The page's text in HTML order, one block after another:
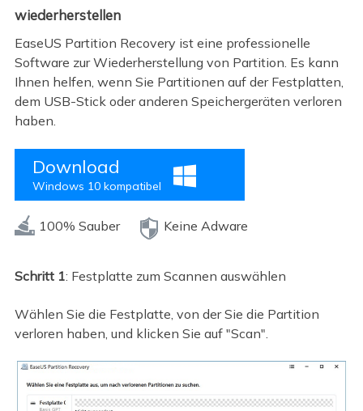
wiederherstellen
EaseUS Partition Recovery ist eine professionelle
Software zur Wiederherstellung von Partition. Es kann
Ihnen helfen, wenn Sie Partitionen auf der Festplatten,
dem USB-Stick oder anderen Speichergeräten verloren
haben.
Download
Windows 10 kompatibel 
100% Sauber Keine Adware
Schritt 1: Festplatte zum Scannen auswählen
Wählen Sie die Festplatte, von der Sie die Partition
verloren haben, und klicken Sie auf "Scan".